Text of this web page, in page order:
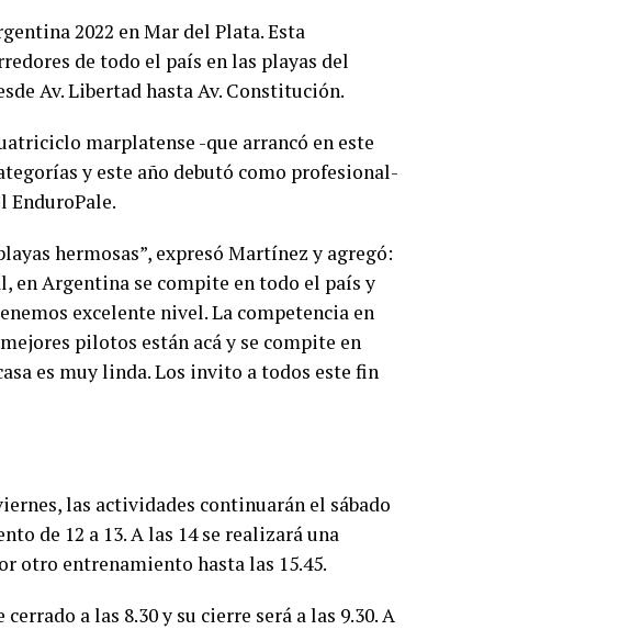
2022 en Mar del Plata. Esta
de todo el país en las playas del
Av. Libertad hasta Av. Constitución.
marplatense -que arrancó en este
y este año debutó como profesional-
EnduroPale.
hermosas”, expresó Martínez y agregó:
en Argentina se compite en todo el país y
excelente nivel. La competencia en
pilotos están acá y se compite en
es muy linda. Los invito a todos este fin
las actividades continuarán el sábado
de 12 a 13. A las 14 se realizará una
otro entrenamiento hasta las 15.45.
a las 8.30 y su cierre será a las 9.30. A